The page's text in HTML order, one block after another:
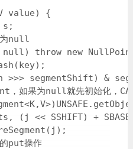
value) {
null
throw new
&
为null就先初始化，
+ SBASE))
操作